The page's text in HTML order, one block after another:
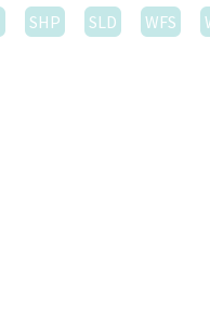
SHP SLD WFS